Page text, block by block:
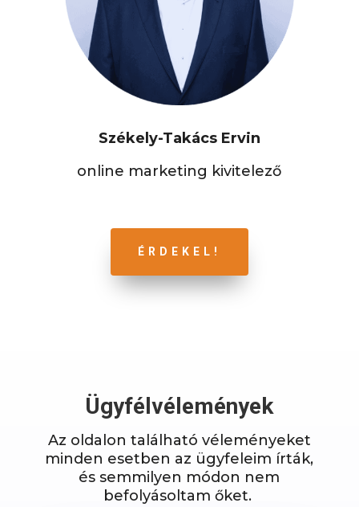
Székely-Takács Ervin
online marketing kivitelező
ÉRDEKEL!
Ügyfélvélemények
Az oldalon található véleményeket
minden esetben az ügyfeleim írták,
és semmilyen módon nem
befolyásoltam őket.